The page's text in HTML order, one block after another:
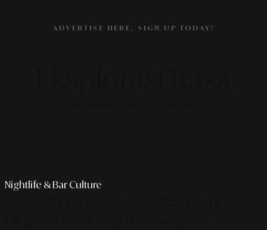
ADVERTISE HERE, SIGN UP TODAY!
Nightlife & Bar Culture